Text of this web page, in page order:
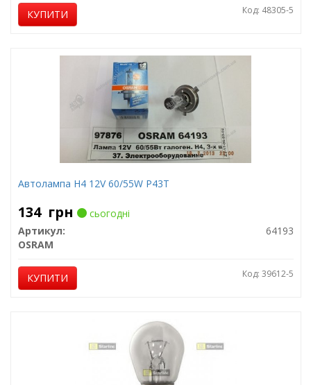
КУПИТИ Код: 48305-5
Автолампа H4 12V 60/55W P43T
134 грн
сьогодні
Артикул:
64193
OSRAM
КУПИТИ Код: 39612-5